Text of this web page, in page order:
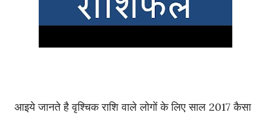
आइये जानते है वृश्चिक राशि वाले लोगों के लिए साल 2017 कैसा